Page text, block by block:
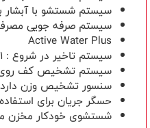
سیستم شستشو با آبشار
سیستم صرفه جویی
Active Water Plus
سيستم تاخیر در شروع : 1تا 24 ساعت
سیستم تشخیص کف روی
سنسور تشخیص وزن دارد
حسگر جریان برای
شستشوی خودکار مخزن